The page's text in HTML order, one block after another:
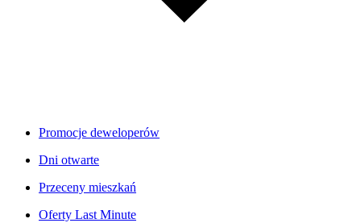
Promocje deweloperów
Dni otwarte
Przeceny mieszkań
Oferty Last Minute